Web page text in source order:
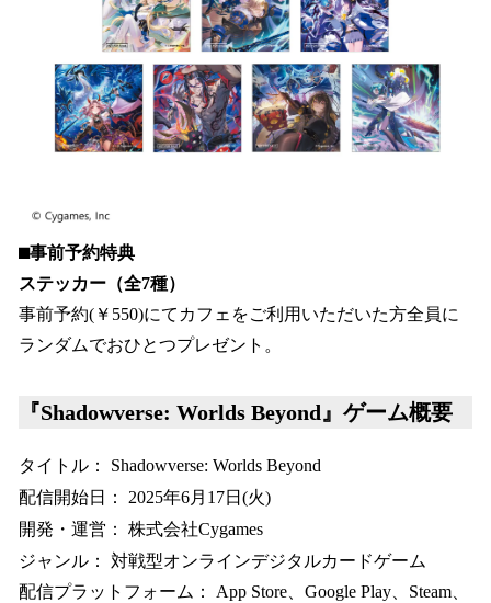
⬛︎事前予約特典
ステッカー（全7種）
事前予約(￥550)にてカフェをご利用いただいた方全員に
ランダムでおひとつプレゼント。
『Shadowverse: Worlds Beyond』ゲーム概要
タイトル： Shadowverse: Worlds Beyond
配信開始日： 2025年6月17日(火)
開発・運営： 株式会社Cygames
ジャンル： 対戦型オンラインデジタルカードゲーム
配信プラットフォーム： App Store、Google Play、Steam、